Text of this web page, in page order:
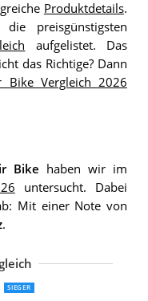
Produktdetails.
preisgünstigsten
aufgelistet. Das
das Richtige? Dann
Bike Vergleich 2026
Bike haben wir im
untersucht. Dabei
Mit einer Note von
.
SIEGERPro Airbike
Bike Heimtrainer Fahrrad
Air Bike Hiit Ventus
AirBike Luftwiderstand